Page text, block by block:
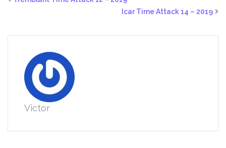
Icar Time Attack 14 – 2019
Victor